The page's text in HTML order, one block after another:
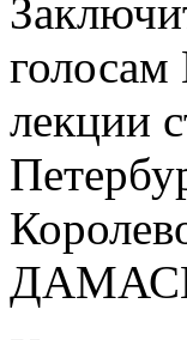
лекции